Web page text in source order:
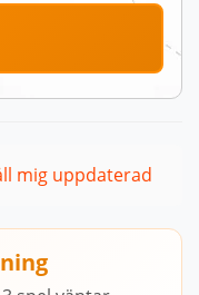
mig uppdaterad